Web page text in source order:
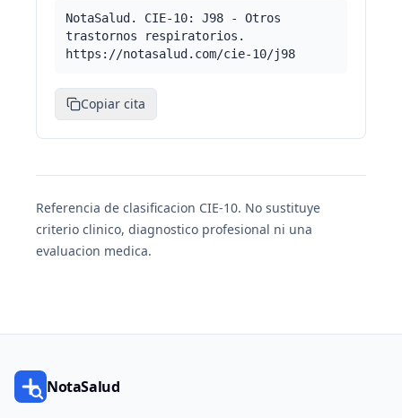
NotaSalud. CIE-10: J98 - Otros
trastornos respiratorios.
https://notasalud.com/cie-10/j98
Copiar cita
Referencia de clasificacion CIE-10. No sustituye
criterio clinico, diagnostico profesional ni una
evaluacion medica.
NotaSalud